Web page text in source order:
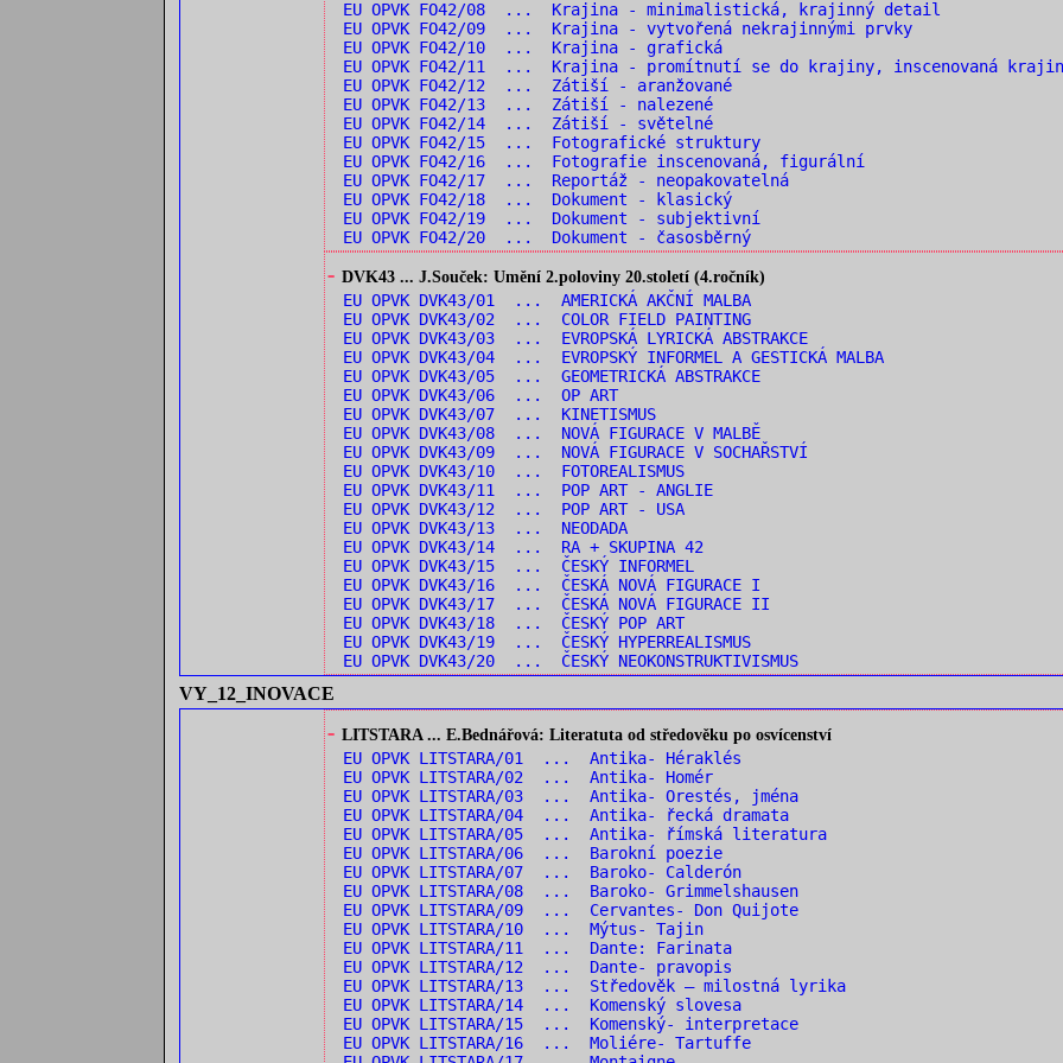
EU OPVK FO42/08 ... Krajina - minimalistická, krajinný detail
EU OPVK FO42/09 ... Krajina - vytvořená nekrajinnými prvky
EU OPVK FO42/10 ... Krajina - grafická
EU OPVK FO42/11 ... Krajina - promítnutí se do krajiny, inscenovaná
EU OPVK FO42/12 ... Zátiší - aranžované
EU OPVK FO42/13 ... Zátiší - nalezené
EU OPVK FO42/14 ... Zátiší - světelné
EU OPVK FO42/15 ... Fotografické struktury
EU OPVK FO42/16 ... Fotografie inscenovaná, figurální
EU OPVK FO42/17 ... Reportáž - neopakovatelná
EU OPVK FO42/18 ... Dokument - klasický
EU OPVK FO42/19 ... Dokument - subjektivní
EU OPVK FO42/20 ... Dokument - časosběrný
- DVK43 ... J.Souček: Umění 2.poloviny 20.století (4.ročník)
EU OPVK DVK43/01 ... AMERICKÁ AKČNÍ MALBA
EU OPVK DVK43/02 ... COLOR FIELD PAINTING
EU OPVK DVK43/03 ... EVROPSKÁ LYRICKÁ ABSTRAKCE
EU OPVK DVK43/04 ... EVROPSKÝ INFORMEL A GESTICKÁ MALBA
EU OPVK DVK43/05 ... GEOMETRICKÁ ABSTRAKCE
EU OPVK DVK43/06 ... OP ART
EU OPVK DVK43/07 ... KINETISMUS
EU OPVK DVK43/08 ... NOVÁ FIGURACE V MALBĚ
EU OPVK DVK43/09 ... NOVÁ FIGURACE V SOCHAŘSTVÍ
EU OPVK DVK43/10 ... FOTOREALISMUS
EU OPVK DVK43/11 ... POP ART - ANGLIE
EU OPVK DVK43/12 ... POP ART - USA
EU OPVK DVK43/13 ... NEODADA
EU OPVK DVK43/14 ... RA + SKUPINA 42
EU OPVK DVK43/15 ... ČESKÝ INFORMEL
EU OPVK DVK43/16 ... ČESKÁ NOVÁ FIGURACE I
EU OPVK DVK43/17 ... ČESKÁ NOVÁ FIGURACE II
EU OPVK DVK43/18 ... ČESKÝ POP ART
EU OPVK DVK43/19 ... ČESKÝ HYPERREALISMUS
EU OPVK DVK43/20 ... ČESKÝ NEOKONSTRUKTIVISMUS
VY_12_INOVACE
- LITSTARA ... E.Bednářová: Literatuta od středověku po osvícenství
EU OPVK LITSTARA/01 ... Antika- Héraklés
EU OPVK LITSTARA/02 ... Antika- Homér
EU OPVK LITSTARA/03 ... Antika- Orestés, jména
EU OPVK LITSTARA/04 ... Antika- řecká dramata
EU OPVK LITSTARA/05 ... Antika- římská literatura
EU OPVK LITSTARA/06 ... Barokní poezie
EU OPVK LITSTARA/07 ... Baroko- Calderón
EU OPVK LITSTARA/08 ... Baroko- Grimmelshausen
EU OPVK LITSTARA/09 ... Cervantes- Don Quijote
EU OPVK LITSTARA/10 ... Mýtus- Tajin
EU OPVK LITSTARA/11 ... Dante: Farinata
EU OPVK LITSTARA/12 ... Dante- pravopis
EU OPVK LITSTARA/13 ... Středověk – milostná lyrika
EU OPVK LITSTARA/14 ... Komenský slovesa
EU OPVK LITSTARA/15 ... Komenský- interpretace
EU OPVK LITSTARA/16 ... Moliére- Tartuffe